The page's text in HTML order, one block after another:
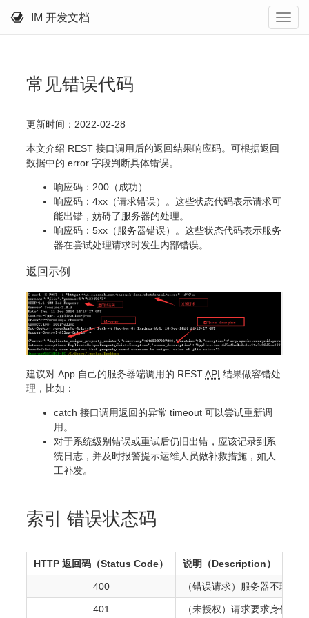
IM 开发文档
常见错误代码
更新时间：2022-02-28
本文介绍 REST 接口调用后的返回结果响应码。可根据返回
数据中的 error 字段判断具体错误。
响应码：200（成功）
响应码：4xx（请求错误）。这些状态代码表示请求可
能出错，妨碍了服务器的处理。
响应码：5xx（服务器错误）。这些状态代码表示服务
器在尝试处理请求时发生内部错误。
返回示例
建议对 App 自己的服务器端调用的 RESTAPI 结果做容错处
理，比如：
catch 接口调用返回的异常 timeout 可以尝试重新调
用。
对于系统级别错误或重试后仍旧出错，应该记录到系
统日志，并及时报警提示运维人员做补救措施，如人
工补发。
索引 错误状态码
HTTP 返回码（Status Code） 说明（Description）
400 （错误请求）服务器不理解
401 （未授权）请求要求身份验